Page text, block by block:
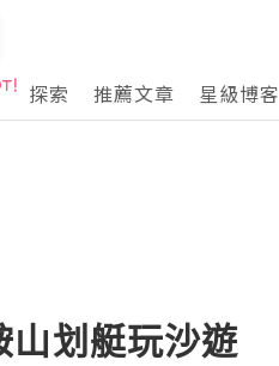
探索
推薦文章 星級博客
山划艇玩沙遊